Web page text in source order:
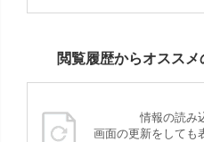
閲覧履歴からオスス
情報の読み
画面の更新をしても